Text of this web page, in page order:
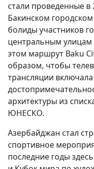
стали проведенные в
Бакинском
болиды участников
центральным
этом маршрут Baku
образом, чтобы
трансляции включала
архитектуры из
ЮНЕСКО.
Азербайджан стал
спортивное
последние годы